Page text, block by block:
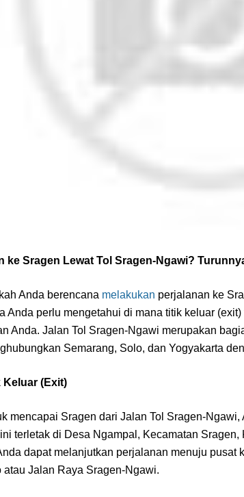
ke Sragen Lewat Tol Sragen-Ngawi?
Anda berencana melakukan perjalanan ke
Anda perlu mengetahui di mana titik keluar
Anda. Jalan Tol Sragen-Ngawi merupakan
Semarang, Solo, dan Yogyakarta
Keluar (Exit)
mencapai Sragen dari Jalan Tol Sragen-Ngawi,
terletak di Desa Ngampal, Kecamatan
dapat melanjutkan perjalanan menuju pusat
atau Jalan Raya Sragen-Ngawi.